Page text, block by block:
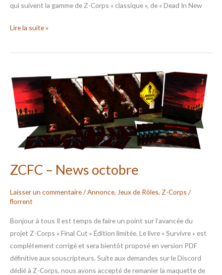
qui suivent la gamme de Z-Corps « classique », de « Dead In New
Lire la suite »
ZCFC – News octobre
Laisser un commentaire/Annonce, Jeux de Rôles, Z-Corps /
florrent
Bonjour à tous Il est temps de faire un point sur l’avancée du
projet Z-Corps « Final Cut » Édition limitée. Le livre « Survivre » est
complétement corrigé et sera bientôt proposé en version PDF
définitive aux souscripteurs. Suite aux demandes sur le Discord
dédié à Z-Corps, nous avons accepté de remanier la maquette de
ZCFC
–
News
octobre